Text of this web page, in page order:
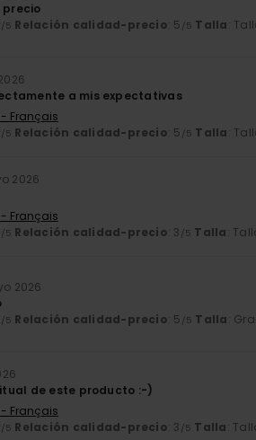
precio
/5 Relación calidad-precio: 5 /5 Talla:
a mis expectativas
Français
/5 Relación calidad-precio: 5 /5 Talla:
2026
Français
/5 Relación calidad-precio: 3 /5 Talla:
2026
/5 Relación calidad-precio: 5 /5 Talla:
de este producto :-)
Français
/5 Relación calidad-precio: 3 /5 Talla: